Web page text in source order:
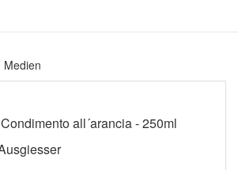
Medien
all´arancia - 250ml